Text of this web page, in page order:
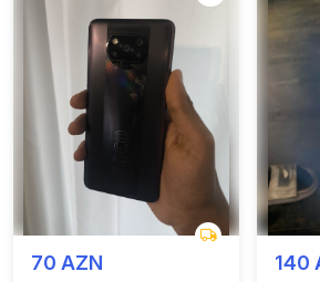
70 AZN 140